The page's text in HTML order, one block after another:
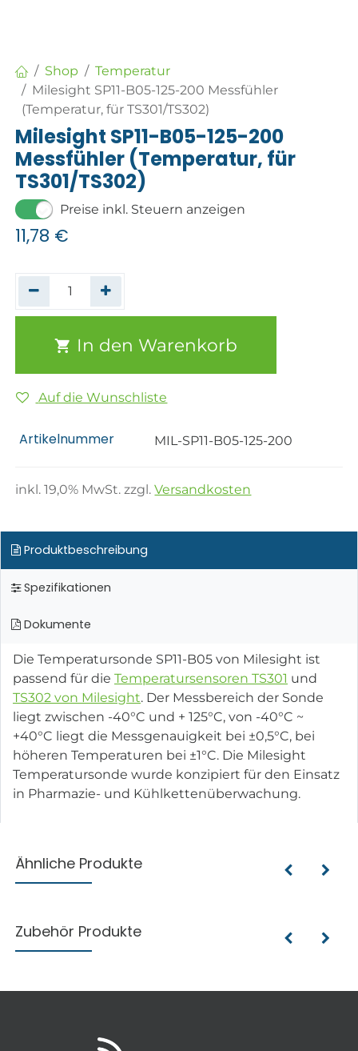
Shop
Temperatur
Milesight SP11-B05-125-200 Messfühler
(Temperatur, für TS301/TS302)
Milesight SP11-B05-125-200
Messfühler (Temperatur, für
TS301/TS302)
Preise inkl. Steuern anzeigen
11,78 €
In den Warenkorb
Auf die Wunschliste
Artikelnummer MIL-SP11-B05-125-200
inkl.19,0% MwSt. zzgl.Versandkosten
Produktbeschreibung
Spezifikationen
Dokumente
Die Temperatursonde SP11-B05 von Milesight ist
passend für die Temperatursensoren TS301 und
TS302 von Milesight. Der Messbereich der Sonde
liegt zwischen -40°C und + 125°C, von -40°C ~
+40°C liegt die Messgenauigkeit bei ±0,5°C, bei
höheren Temperaturen bei ±1°C. Die Milesight
Temperatursonde wurde konzipiert für den Einsatz
in Pharmazie- und Kühlkettenüberwachung.
Ähnliche Produkte
Zubehör Produkte